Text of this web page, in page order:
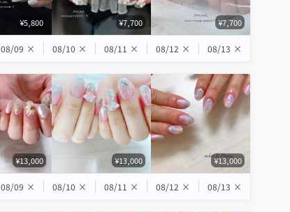
¥5,800 ¥7,700 ¥7,700
08/09 × 08/10 × 08/11 × 08/12 × 08/13 ×
¥13,000 ¥13,000 ¥13,000
08/09 × 08/10 × 08/11 × 08/12 × 08/13 ×